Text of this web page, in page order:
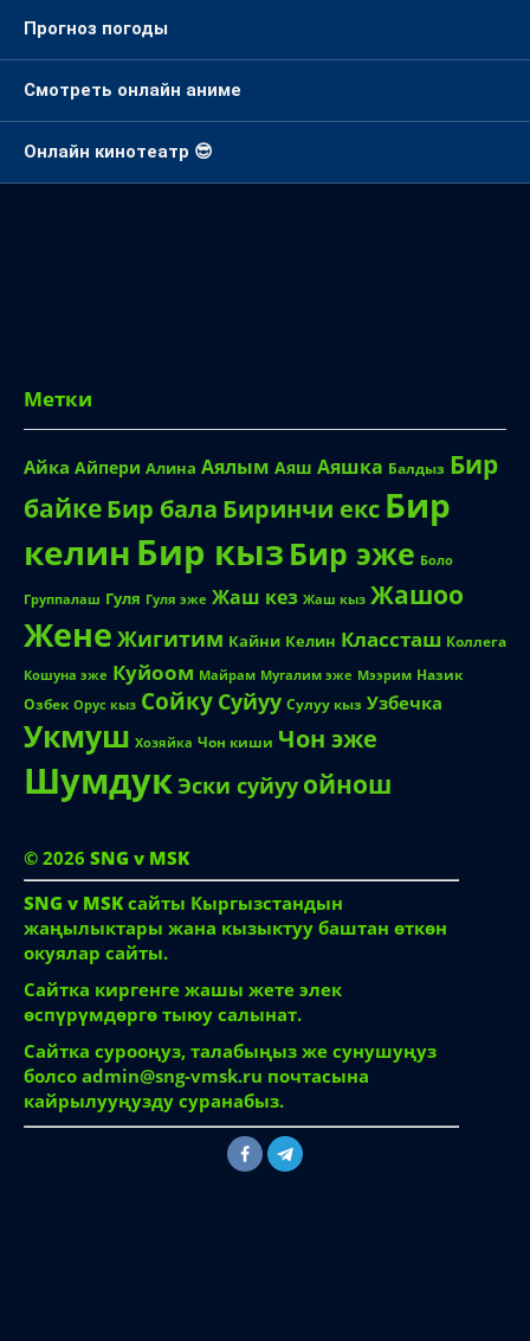
Прогноз погоды
Смотреть онлайн аниме
Онлайн кинотеатр 😎
Метки
Айка Айпери Алина Аялым Аяш Аяшка Балдыз Бир
байкеБир бала Биринчи екс Бир
келин Бир кыз Бир эже Боло
Группалаш Гуля Гуля эже Жаш кез Жаш кыз Жашоо
Жене Жигитим Кайни Келин Классташ Коллега
Кошуна эже Куйоом Майрам Мугалим эже Мээрим Назик
Озбек Орус кыз Сойку Суйуу Сулуу кыз Узбечка
Укмуш Хозяйка Чон киши Чон эже
ШумдукЭски суйуу ойнош
© 2026 SNG v MSK
SNG v MSK сайты Кыргызстандын
жаңылыктары жана кызыктуу баштан өткөн
окуялар сайты.
Сайтка киргенге жашы жете элек
өспүрүмдөргө тыюу салынат.
Сайтка сурооңуз, талабыңыз же сунушуңуз
болсо admin@sng-vmsk.ru почтасына
кайрылууңузду суранабыз.